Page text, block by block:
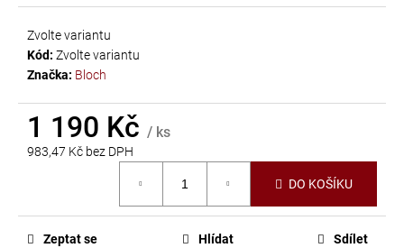
Zvolte variantu
Kód: Zvolte variantu
Značka: Bloch
1 190 Kč / ks
983,47 Kč bez DPH
DO KOŠÍKU
Zeptat se Hlídat Sdílet
o
p
o
u
m
e